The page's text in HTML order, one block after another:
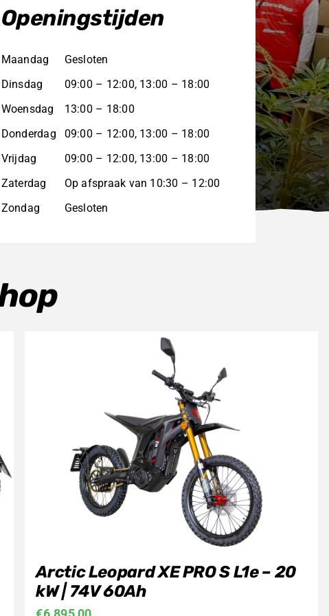
Openingstijden
Maandag
Gesloten
Dinsdag
09:00 – 12:00, 13:00 – 18:00
Woensdag
13:00 – 18:00
Donderdag
09:00 – 12:00, 13:00 – 18:00
Vrijdag
09:00 – 12:00, 13:00 – 18:00
Zaterdag
Op afspraak van 10:30 – 12:00
Zondag
Gesloten
Arctic Leopard XE PRO S L1e – 20
kW | 74V 60Ah